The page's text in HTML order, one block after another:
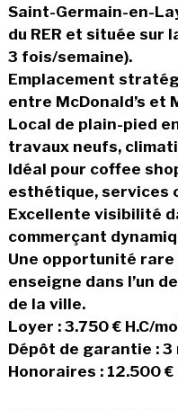
Saint-Germain-en-
du RER et située sur
3 fois/semaine).
Emplacement
entre McDonald’s et
Local de plain-pied
travaux neufs,
Idéal pour coffee
esthétique, services
Excellente visibilité
commerçant
Une opportunité
enseigne dans l’un
de la ville.
Loyer : 3.750 € H.C/
Dépôt de garantie : 3
Honoraires : 12.500 €